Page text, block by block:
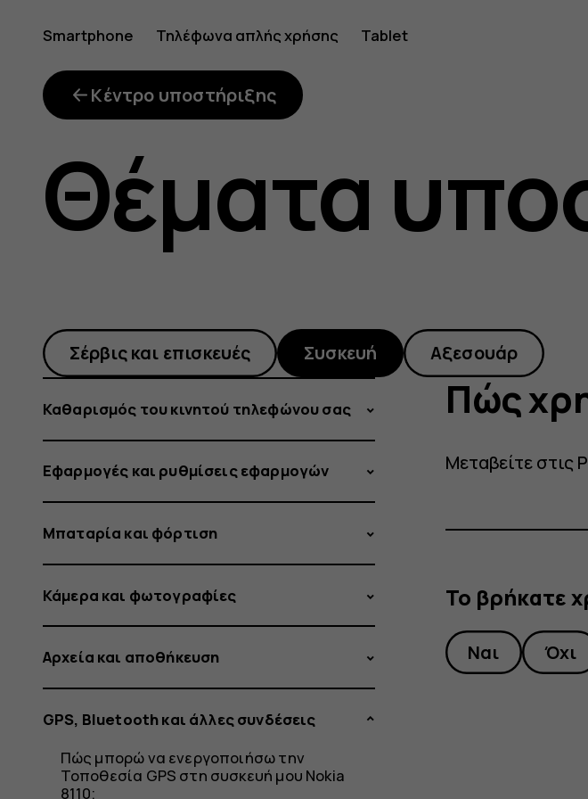
Πώς
χρησιμοποιώ
τη
δυνατότητα
NFC;
Smartphone Τηλέφωνα απλής χρήσης Tablet
Κέντρο υποστήριξης
Θέματα
Σέρβις και επισκευές Συσκευή Αξεσουάρ
Καθαρισμός του κινητού τηλεφώνου σας
Εφαρμογές και ρυθμίσεις εφαρμογών
Μπαταρία και φόρτιση
Κάμερα και φωτογραφίες
Αρχεία και αποθήκευση
GPS, Bluetooth και άλλες συνδέσεις
Πώς μπορώ να ενεργοποιήσω την
Τοποθεσία GPS στη συσκευή μου Nokia
8110;
Πώς
Μεταβείτε στις
Το βρήκατε
Ναι Όχι